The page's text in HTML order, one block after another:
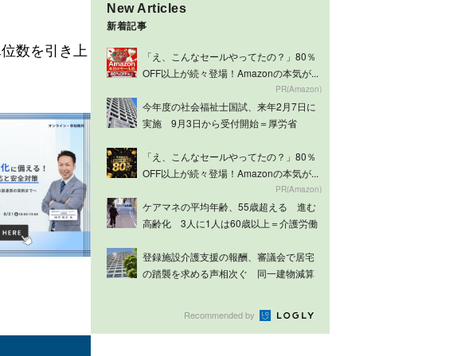
数を引き上
New Articles
新着記事
「え、こんなセールやってたの？」80％
OFF以上が続々登場！Amazonの本気が...
PR(Amazon)
今年度の社会福祉士国試、来年2月7日に
実施 9月3日から受付開始＝厚労省
「え、こんなセールやってたの？」80％
OFF以上が続々登場！Amazonの本気が...
PR(Amazon)
ケアマネの平均年齢、55歳超える 進む
高齢化 3人に1人は60歳以上＝介護労働
登録施設介護支援の報酬、審議会で居宅
の踏襲を求める声相次ぐ 同一建物減算
Recommended by